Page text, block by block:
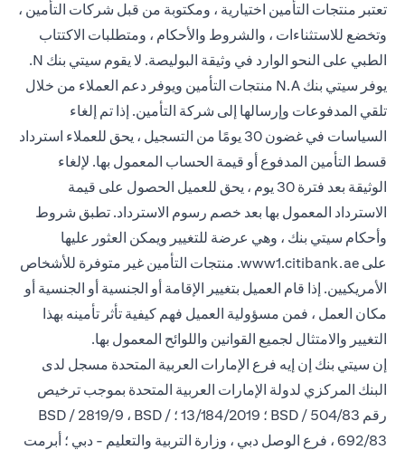
تعتبر منتجات التأمين اختيارية ، ومكتوبة من قبل شركات التأمين ،
وتخضع للاستثناءات ، والشروط والأحكام ، ومتطلبات الاكتتاب
الطبي على النحو الوارد في وثيقة البوليصة. لا يقوم سيتي بنك N.
يوفر سيتي بنك N.A منتجات التأمين ويوفر دعم العملاء من خلال
تلقي المدفوعات وإرسالها إلى شركة التأمين. إذا تم إلغاء
السياسات في غضون 30 يومًا من التسجيل ، يحق للعملاء استرداد
قسط التأمين المدفوع أو قيمة الحساب المعمول بها. لإلغاء
الوثيقة بعد فترة 30 يوم ، يحق للعميل الحصول على قيمة
الاسترداد المعمول بها بعد خصم رسوم الاسترداد. تطبق شروط
وأحكام سيتي بنك ، وهي عرضة للتغيير ويمكن العثور عليها
على www1.citibank.ae
opens in a new tab
. منتجات التأمين غير متوفرة للأشخاص
الأمريكيين. إذا قام العميل بتغيير الإقامة أو الجنسية أو الجنسية أو
مكان العمل ، فمن مسؤولية العميل فهم كيفية تأثر تأمينه بهذا
التغيير والامتثال لجميع القوانين واللوائح المعمول بها.
إن سيتي بنك إن إيه فرع الإمارات العربية المتحدة مسجل لدى
البنك المركزي لدولة الإمارات العربية المتحدة بموجب ترخيص
رقم BSD / 504/83 ؛ 13/184/2019 ؛ BSD / 2819/9 ، BSD /
692/83 ، فرع الوصل دبي ، وزارة التربية والتعليم - دبي ؛ أبرمت